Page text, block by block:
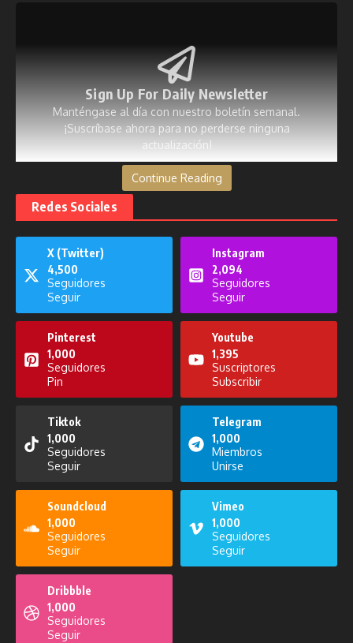
Sign Up For Daily Newsletter
Manténgase al día con nuestro boletín semanal.
¡Suscríbase ahora para no perderse ninguna
actualización!
[mc4wp_form id=53]
Publicaciones relacionadas
23 de enero de 2026
Pensando en Voz Alta del 26 de
agosto de 2025
26 de agosto de 2025
Noticiero del 30 de octubre de
30 de octubre de 2025
Continue Reading
Redes Sociales
X (Twitter)
4,500
Seguidores
Seguir
Instagram
2,094
Seguidores
Seguir
Pinterest
1,000
Seguidores
Pin
Youtube
1,395
Suscriptores
Subscribir
Tiktok
1,000
Seguidores
Seguir
Telegram
1,000
Miembros
Unirse
Soundcloud
1,000
Seguidores
Seguir
Vimeo
1,000
Seguidores
Seguir
Dribbble
1,000
Seguidores
Seguir